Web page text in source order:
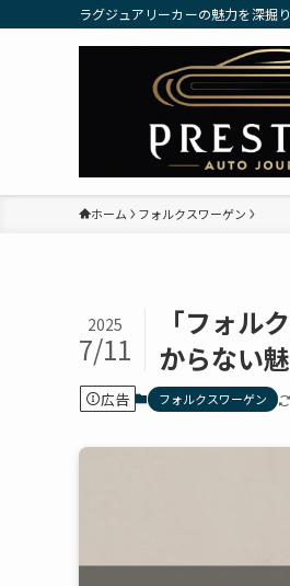
ラグジュアリーカーの魅力を深掘
ホーム フォルクスワーゲン
「フォル
からない
2025
7/11
広告 フォルクスワーゲン